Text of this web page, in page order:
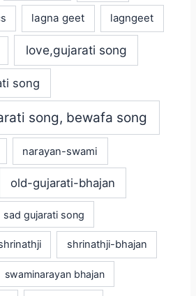
lagna geet lagngeet
love,gujarati song
song
song, bewafa song
narayan-swami
old-gujarati-bhajan
sad gujarati song
shrinathji-bhajan
swaminarayan bhajan